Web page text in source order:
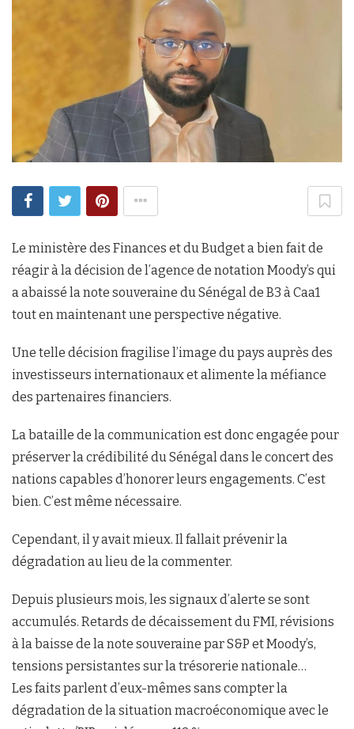
Le ministère des Finances et du Budget a bien fait de
réagir à la décision de l’agence de notation Moody’s qui
a abaissé la note souveraine du Sénégal de B3 à Caa1
tout en maintenant une perspective négative.
Une telle décision fragilise l’image du pays auprès des
investisseurs internationaux et alimente la méfiance
des partenaires financiers.
La bataille de la communication est donc engagée pour
préserver la crédibilité du Sénégal dans le concert des
nations capables d’honorer leurs engagements. C’est
bien. C’est même nécessaire.
Cependant, il y avait mieux. Il fallait prévenir la
dégradation au lieu de la commenter.
Depuis plusieurs mois, les signaux d’alerte se sont
accumulés. Retards de décaissement du FMI, révisions
à la baisse de la note souveraine par S&P et Moody’s,
tensions persistantes sur la trésorerie nationale…
Les faits parlent d’eux-mêmes sans compter la
dégradation de la situation macroéconomique avec le